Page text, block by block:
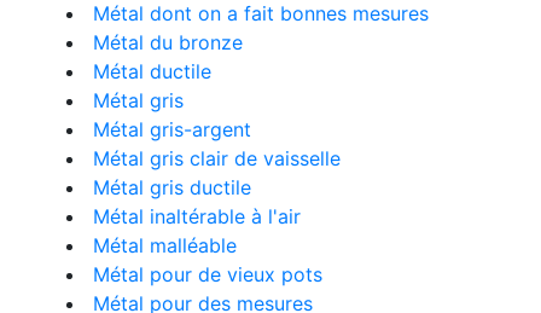
Métal dont on a fait bonnes mesures
Métal du bronze
Métal ductile
Métal gris
Métal gris-argent
Métal gris clair de vaisselle
Métal gris ductile
Métal inaltérable à l'air
Métal malléable
Métal pour de vieux pots
Métal pour des mesures